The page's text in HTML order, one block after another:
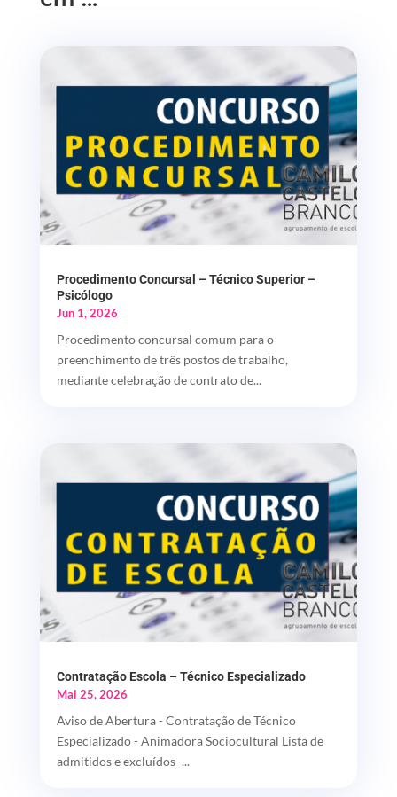
Procedimento Concursal – Técnico Superior –
Psicólogo
Jun 1, 2026
Procedimento concursal comum para o
preenchimento de três postos de trabalho,
mediante celebração de contrato de...
Contratação Escola – Técnico Especializado
Mai 25, 2026
Aviso de Abertura - Contratação de Técnico
Especializado - Animadora Sociocultural Lista de
admitidos e excluídos -...